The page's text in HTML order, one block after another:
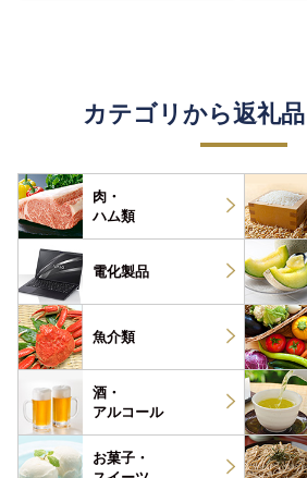
カテゴリから返礼
肉・
ハム類
電化製品
魚介類
酒・
アルコール
お菓子・